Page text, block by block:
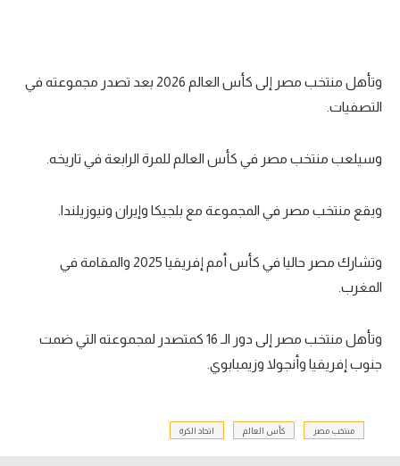
فيديو في الجول
وتأهل منتخب مصر إلى كأس العالم 2026 بعد تصدر مجموعته في
التصفيات.
وسيلعب منتخب مصر في كأس العالم للمرة الرابعة في تاريخه.
ويقع منتخب مصر في المجموعة مع بلجيكا وإيران ونيوزيلندا.
وتشارك مصر حاليا في كأس أمم إفريقيا 2025 والمقامة في
المغرب.
وتأهل منتخب مصر إلى دور الـ 16 كمتصدر لمجموعته التي ضمت
جنوب إفريقيا وأنجولا وزيمبابوي.
منتخب مصر كأس العالم اتحاد الكرة